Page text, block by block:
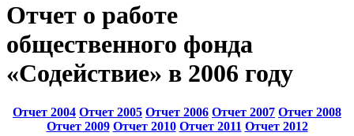
Отчет о работе
общественного фонда
«Содействие» в 2006 году
Отчет 2004 Отчет 2005 Отчет 2006 Отчет 2007 Отчет 2008
Отчет 2009 Отчет 2010 Отчет 2011 Отчет 2012